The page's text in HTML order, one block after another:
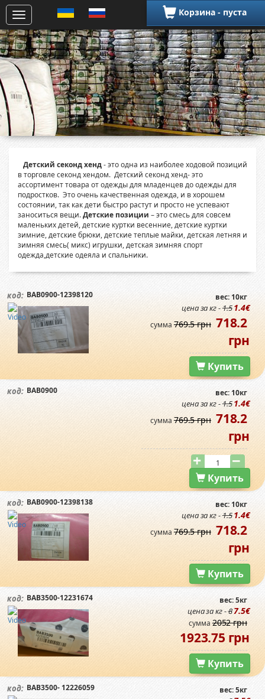
Детский секонд хенд- это одна из наиболее ходовой позиций
в торговле секонд хендом. Детский секонд хенд- это
ассортимент товара от одежды для младенцев до одежды для
подростков. Это очень качественная одежда, и в хорошем
состоянии, так как дети быстро растут и просто не успевают
заноситься вещи.Детские позиции – это смесь для совсем
маленьких детей, детские куртки весенние, детские куртки
зимние, детские брюки, детские теплые майки, детская летняя и
зимняя смесь( микс) игрушки, детская зимняя спорт
одежда,детские одеяла и спальники.
код: BAB0900-12398120 вес: 10кг
цена за кг -1.51.4€
сумма769.5 грн 718.2
грн
Купить
код: BAB0900 вес: 10кг
цена за кг -1.51.4€
сумма769.5 грн 718.2
грн
Купить
код: BAB0900-12398138 вес: 10кг
цена за кг -1.51.4€
сумма769.5 грн 718.2
грн
Купить
код: BAB3500-12231674 вес: 5кг
цена за кг -87.5€
сумма2052 грн
1923.75 грн
Купить
код: BAB3500- 12226059 вес: 5кг
Корзина - пуста